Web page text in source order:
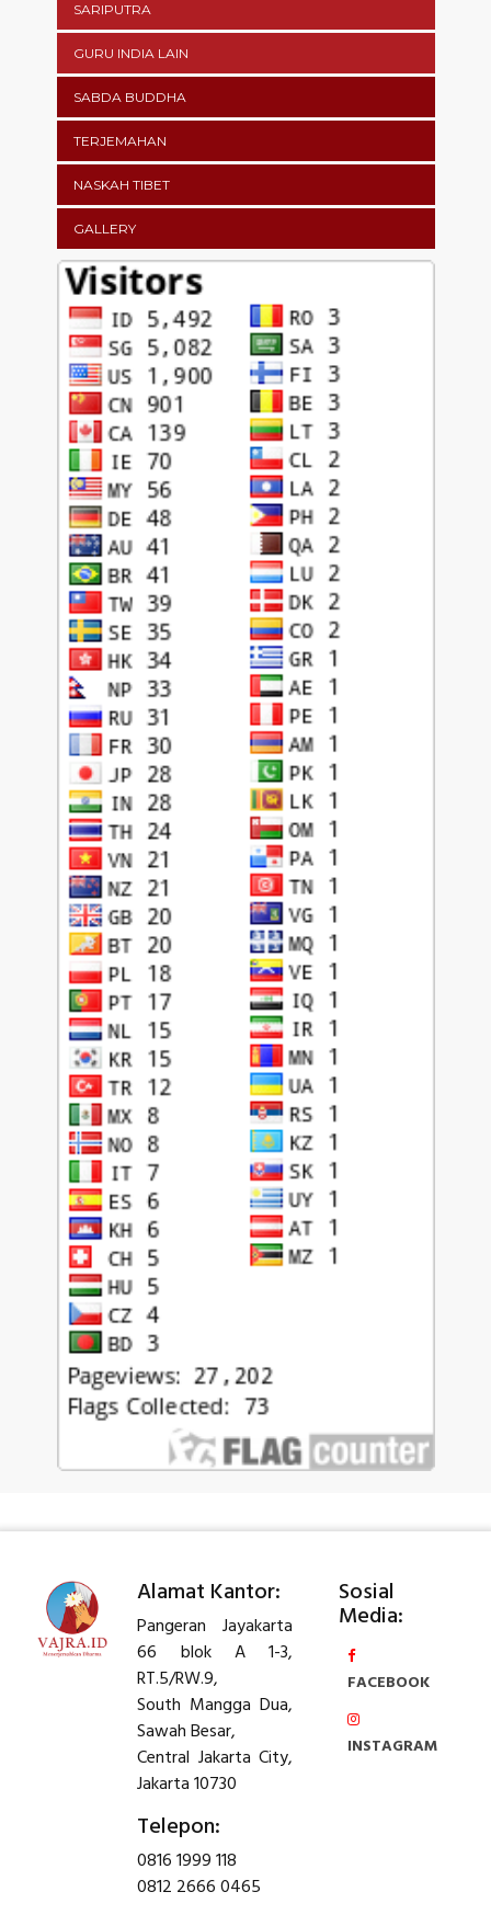
SARIPUTRA
GURU INDIA LAIN
SABDA BUDDHA
TERJEMAHAN
NASKAH TIBET
GALLERY
Alamat Kantor:
Pangeran Jayakarta
66 blok A 1-3,
RT.5/RW.9,
South Mangga Dua,
Sawah Besar,
Central Jakarta City,
Jakarta 10730
Telepon:
0816 1999 118
0812 2666 0465
Sosial
Media:
FACEBOOK
INSTAGRAM